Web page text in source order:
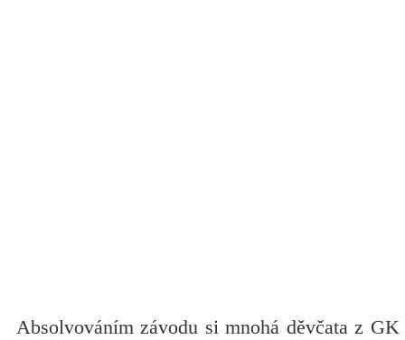
Absolvováním závodu si mnohá děvčata z